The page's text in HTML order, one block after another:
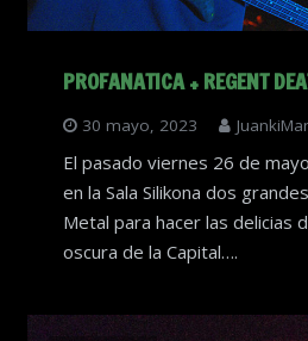
PROFANATICA + REGENT
30 mayo, 2023
El pasado viernes 26 de
en la Sala Silikona dos
Metal para hacer las delicias
oscura de la Capital….